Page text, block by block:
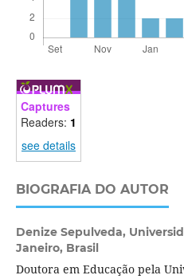
Captures
Readers: 1
see details
BIOGRAFIA DO AUTOR
Denize Sepulveda,
Janeiro, Brasil
Doutora em Educação pela